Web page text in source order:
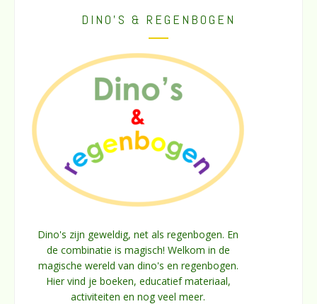
DINO’S & REGENBOGEN
Dino's zijn geweldig, net als regenbogen. En
de combinatie is magisch! Welkom in de
magische wereld van dino's en regenbogen.
Hier vind je boeken, educatief materiaal,
activiteiten en nog veel meer.